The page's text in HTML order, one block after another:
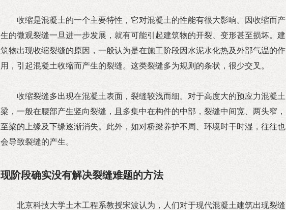
收缩是混凝土的一个主要特性，它对混凝土的性能有很大影响。因收缩而产
生的微观裂缝一旦进一步发展，就有可能引起建筑物的开裂、变形甚至损坏。建
筑物出现收缩裂缝的原因，一般认为是在施工阶段因水泥水化热及外部气温的作
用，引起混凝土收缩而产生的裂缝。这类裂缝多为规则的条状，很少交叉。
收缩裂缝多出现在混凝土表面，裂缝较浅而细。对于高度大的预应力混凝土
梁，一般在腰部产生竖向裂缝，且多集中在构件的中部，裂缝中间宽、两头窄，
至梁的上缘及下缘逐渐消失。此外，如对桥梁养护不周、环境时干时湿，往往也
会导致裂缝的产生。
现阶段确实没有解决裂缝难题的方法
北京科技大学土木工程系教授宋波认为，人们对于现代混凝土建筑出现裂缝